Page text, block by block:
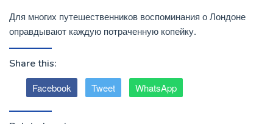
Для многих путешественников воспоминания о Лондоне
оправдывают каждую потраченную копейку.
Share this:
Facebook Tweet WhatsApp